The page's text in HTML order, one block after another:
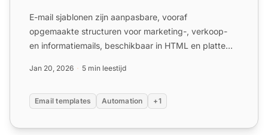
E-mail sjablonen zijn aanpasbare, vooraf
opgemaakte structuren voor marketing-, verkoop-
en informatiemails, beschikbaar in HTML en platte
Jan 20, 2026 5 min leestijd
Email templates Automation +1